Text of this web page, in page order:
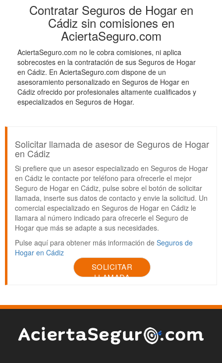
Contratar Seguros de Hogar en
Cádiz sin comisiones en
AciertaSeguro.com
AciertaSeguro.com no le cobra comisiones, ni aplica
sobrecostes en la contratación de sus Seguros de Hogar
en Cádiz. En AciertaSeguro.com dispone de un
asesoramiento personalizado en Seguros de Hogar en
Cádiz ofrecido por profesionales altamente cualificados y
especializados en Seguros de Hogar.
Solicitar llamada de asesor de Seguros de Hogar
en Cádiz
Si prefiere que un asesor especializado en Seguros de Hogar
en Cádiz le contacte por teléfono para ofrecerle el mejor
Seguro de Hogar en Cádiz, pulse sobre el botón de solicitar
llamada, inserte sus datos de contacto y envie la solicitud. Un
comercial especializado en Seguros de Hogar en Cádiz le
llamara al número indicado para ofrecerle el Seguro de
Hogar que más se adapte a sus necesidades.
Pulse aquí para obtener más información de Seguros de
Hogar en Cádiz
SOLICITAR
LLAMADA